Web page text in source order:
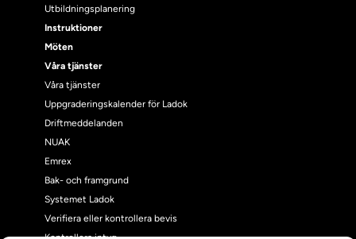
Utbildningsplanering
Instruktioner
Möten
Våra tjänster
Våra tjänster
Uppgraderingskalender för Ladok
Driftmeddelanden
NUAK
Emrex
Bak- och framgrund
Systemet Ladok
Verifiera eller kontrollera bevis